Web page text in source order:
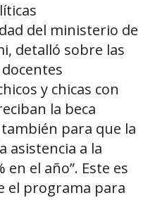
del ministerio de
detalló sobre las
y chicas con
la beca
para que la
asistencia a la
en el año”. Este es
el programa para